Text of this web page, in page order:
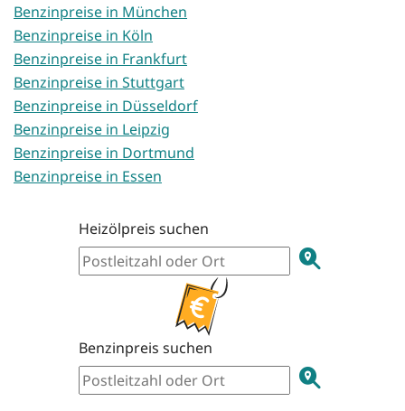
Benzinpreise in München
Benzinpreise in Köln
Benzinpreise in Frankfurt
Benzinpreise in Stuttgart
Benzinpreise in Düsseldorf
Benzinpreise in Leipzig
Benzinpreise in Dortmund
Benzinpreise in Essen
Heizölpreis suchen
Benzinpreis suchen